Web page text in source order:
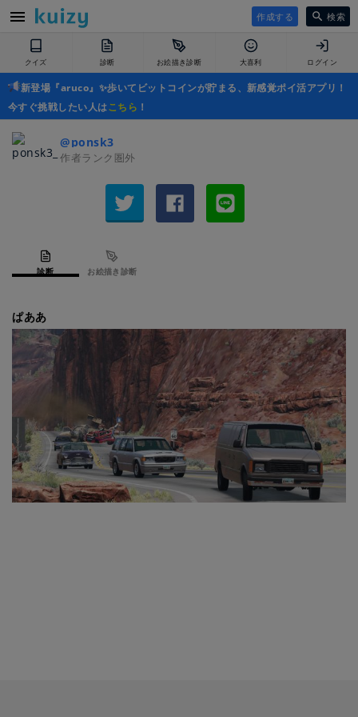
作成する 検索
クイズ 診断 お絵描き診断 大喜利 ログイン
新登場『aruco』✨歩いてビットコインが貯まる、新感覚ポイ活アプリ！
今すぐ挑戦したい人はこちら ！
@ponsk3_
作者ランク圏外
診断 お絵描き診断
ぱああ